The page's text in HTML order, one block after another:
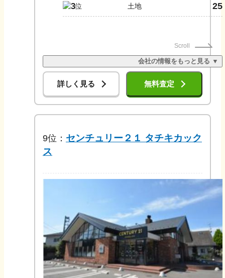
3 土地 25
Scroll
会社の情報をもっと見る ▼
詳しく見る 無料査定
9位： センチュリー２１ タチキカック
ス